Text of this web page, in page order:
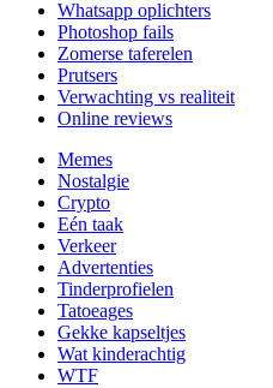
Whatsapp oplichters
Photoshop fails
Zomerse taferelen
Prutsers
Verwachting vs realiteit
Online reviews
Memes
Nostalgie
Crypto
Eén taak
Verkeer
Advertenties
Tinderprofielen
Tatoeages
Gekke kapseltjes
Wat kinderachtig
WTF